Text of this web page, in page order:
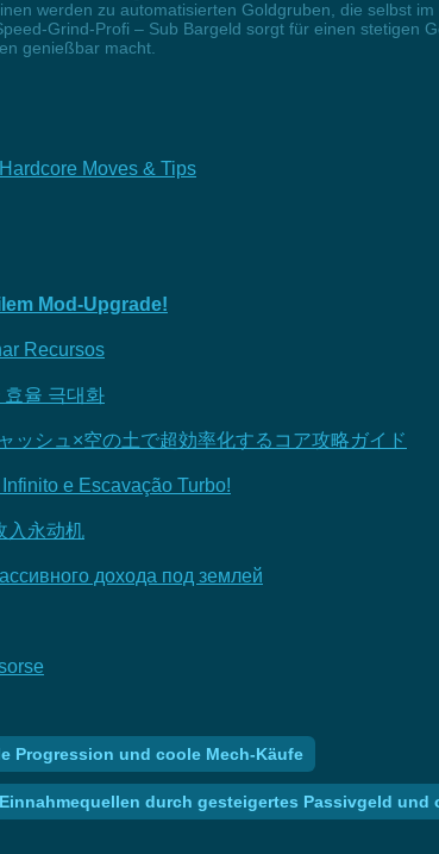
werden zu automatisierten Goldgruben, die selbst
Grind-Profi – Sub Bargeld sorgt für einen stetigen
genießbar macht.
Moves & Tips
Mod-Upgrade!
Recursos
효율 극대화
ッシュ×空の土で超効率化するコア攻略ガイド
e Escavação Turbo!
入永动机
дохода под землей
Progression und coole Mech-Käufe
durch gesteigertes Passivgeld und